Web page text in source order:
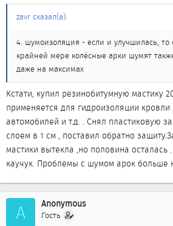
zavr сказал(а):
4. шумоизоляция - если и улучшилась, то
крайней мере колёсные арки шумят
даже на максимах
Кстати, купил резинобитумную мастику
применяется для гидроизоляции кровли
автомобилей и т.д. . Снял пластиковую
слоем в 1 см , поставил обратно
мастики вытекла ,но половина осталась
каучук. Проблемы с шумом арок больше
A Anonymous
Гость